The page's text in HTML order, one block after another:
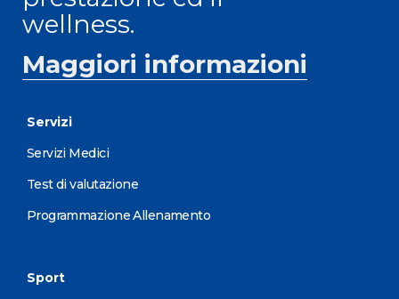
wellness.
Maggiori informazioni
Servizi
Servizi Medici
Test di valutazione
Programmazione Allenamento
Sport